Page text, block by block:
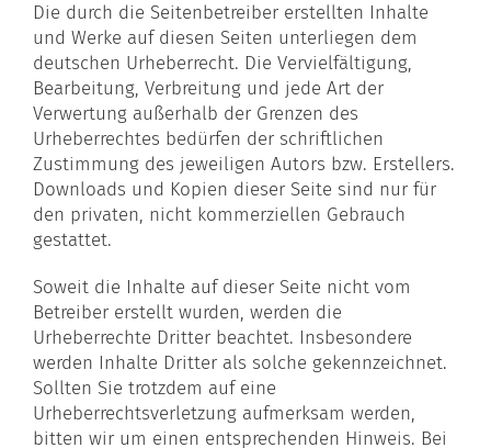
Die durch die Seitenbetreiber erstellten Inhalte
und Werke auf diesen Seiten unterliegen dem
deutschen Urheberrecht. Die Vervielfältigung,
Bearbeitung, Verbreitung und jede Art der
Verwertung außerhalb der Grenzen des
Urheberrechtes bedürfen der schriftlichen
Zustimmung des jeweiligen Autors bzw. Erstellers.
Downloads und Kopien dieser Seite sind nur für
den privaten, nicht kommerziellen Gebrauch
gestattet.
Soweit die Inhalte auf dieser Seite nicht vom
Betreiber erstellt wurden, werden die
Urheberrechte Dritter beachtet. Insbesondere
werden Inhalte Dritter als solche gekennzeichnet.
Sollten Sie trotzdem auf eine
Urheberrechtsverletzung aufmerksam werden,
bitten wir um einen entsprechenden Hinweis. Bei